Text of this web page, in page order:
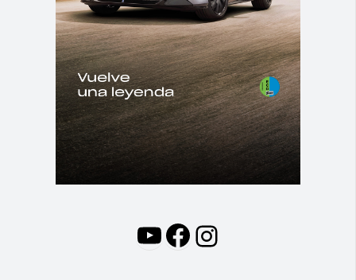
YouTube
Facebook
Instagram